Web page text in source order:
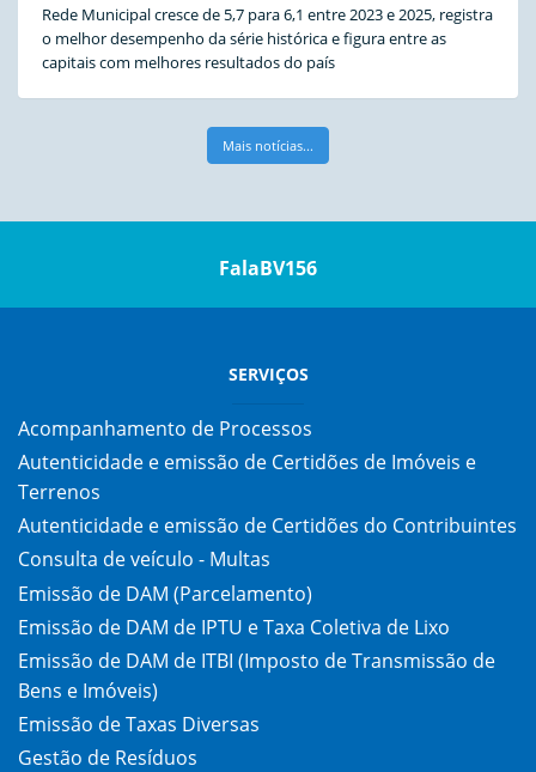
Rede Municipal cresce de 5,7 para 6,1 entre 2023 e 2025, registra
o melhor desempenho da série histórica e figura entre as
capitais com melhores resultados do país
Mais notícias...
FalaBV156
SERVIÇOS
Acompanhamento de Processos
Autenticidade e emissão de Certidões de Imóveis e
Terrenos
Autenticidade e emissão de Certidões do Contribuintes
Consulta de veículo - Multas
Emissão de DAM (Parcelamento)
Emissão de DAM de IPTU e Taxa Coletiva de Lixo
Emissão de DAM de ITBI (Imposto de Transmissão de
Bens e Imóveis)
Emissão de Taxas Diversas
Gestão de Resíduos